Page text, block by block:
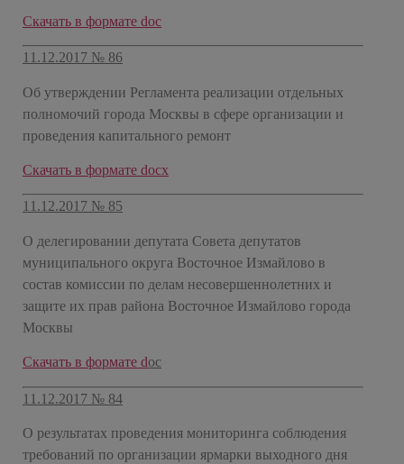
Скачать в формате doc
11.12.2017 № 86
Об утверждении Регламента реализации отдельных
полномочий города Москвы в сфере организации и
проведения капитального ремонт
Скачать в формате docx
11.12.2017 № 85
О делегировании депутата Совета депутатов
муниципального округа Восточное Измайлово в
состав комиссии по делам несовершеннолетних и
защите их прав района Восточное Измайлово города
Москвы
Скачать в формате doc
11.12.2017 № 84
О результатах проведения мониторинга соблюдения
требований по организации ярмарки выходного дня